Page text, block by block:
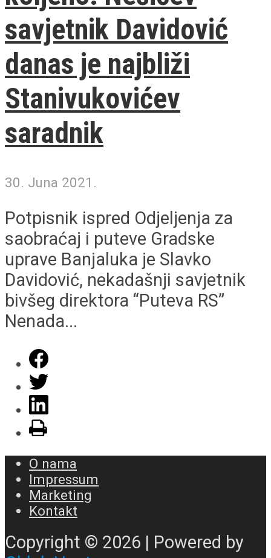
savjetnik Davidović
danas je najbliži
Stanivukovićev
saradnik
30. Juna 2021.
Potpisnik ispred Odjeljenja za
saobraćaj i puteve Gradske
uprave Banjaluka je Slavko
Davidović, nekadašnji savjetnik
bivšeg direktora “Puteva RS”
Nenada...
O nama
Impressum
Marketing
Kontakt
Copyright © 2026 | Powered by